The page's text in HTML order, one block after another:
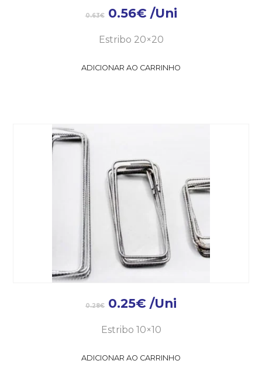
0.63€ 0.56€ /Uni
Estribo 20×20
ADICIONAR AO CARRINHO
0.28€ 0.25€ /Uni
Estribo 10×10
ADICIONAR AO CARRINHO